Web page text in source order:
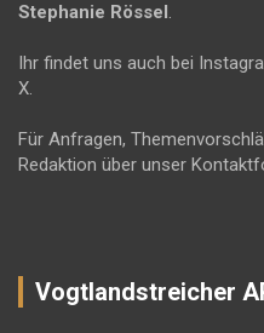
Stephanie Rössel.
Ihr findet uns auch bei
X.
Für Anfragen,
Redaktion über unser
Vogtlandstreicher